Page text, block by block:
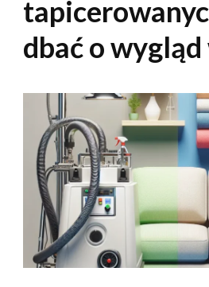
dbać o